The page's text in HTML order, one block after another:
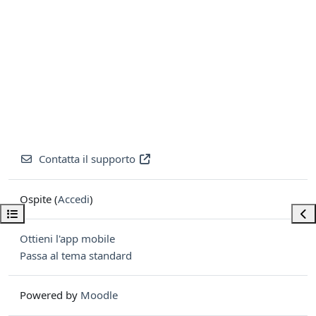
Apri indice del corso
Contatta il supporto
Ospite (Accedi)
Ottieni l'app mobile
Passa al tema standard
Powered by Moodle